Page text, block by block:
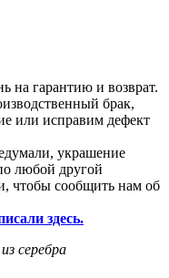
на гарантию и возврат.
брак,
или исправим дефект
украшение
любой другой
чтобы сообщить нам об
здесь.
серебра